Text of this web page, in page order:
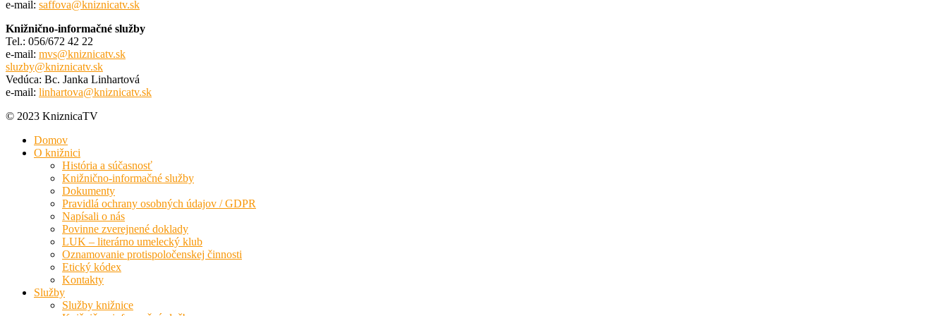
e-mail: saffova@kniznicatv.sk
Knižnično-informačné služby
Tel.: 056/672 42 22
e-mail: mvs@kniznicatv.sk
sluzby@kniznicatv.sk
Vedúca: Bc. Janka Linhartová
e-mail: linhartova@kniznicatv.sk
© 2023 KniznicaTV
Domov
O knižnici
História a súčasnosť
Knižnično-informačné služby
Dokumenty
Pravidlá ochrany osobných údajov / GDPR
Napísali o nás
Povinne zverejnené doklady
LUK – literárno umelecký klub
Oznamovanie protispoločenskej činnosti
Etický kódex
Kontakty
Služby
Služby knižnice